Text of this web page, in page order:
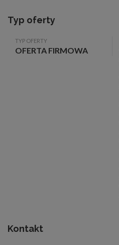
Typ oferty
TYP OFERTY
OFERTA FIRMOWA
Kontakt